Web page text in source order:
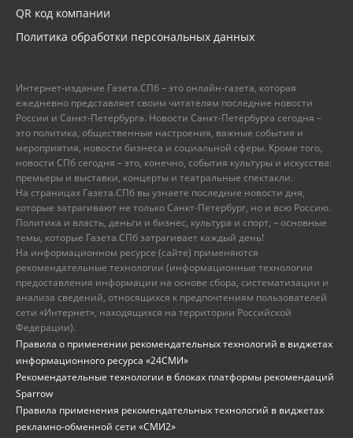
QR код компании
Политика обработки персональных данных
Интернет-издание Газета.СПб – это онлайн-газета, которая
ежедневно представляет своим читателям последние новости
России и Санкт-Петербурга. Новости Санкт-Петербурга сегодня –
это политика, общественные настроения, важные события и
мероприятия, новости бизнеса и социальной сферы. Кроме того,
новости СПб сегодня – это, конечно, события культуры и искусства:
премьеры и выставки, концерты и театральные спектакли.
На страницах Газета.СПб вы узнаете последние новости дня,
которые затрагивают не только Санкт-Петербург, но и всю Россию.
Политика и власть, деньги и бизнес, культура и спорт, – основные
темы, которые Газета.СПб затрагивает каждый день!
На информационном ресурсе (сайте) применяются
рекомендательные технологии (информационные технологии
предоставления информации на основе сбора, систематизации и
анализа сведений, относящихся к предпочтениям пользователей
сети «Интернет», находящихся на территории Российской
Федерации).
Правила о применении рекомендательных технологий в виджетах
информационного ресурса «24СМИ»
Рекомендательные технологии в блоках платформы рекомендаций
Sparrow
Правила применения рекомендательных технологий в виджетах
рекламно-обменной сети «СМИ2»